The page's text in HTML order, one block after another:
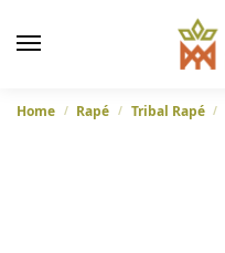
Home / Rapé / Tribal Rapé /